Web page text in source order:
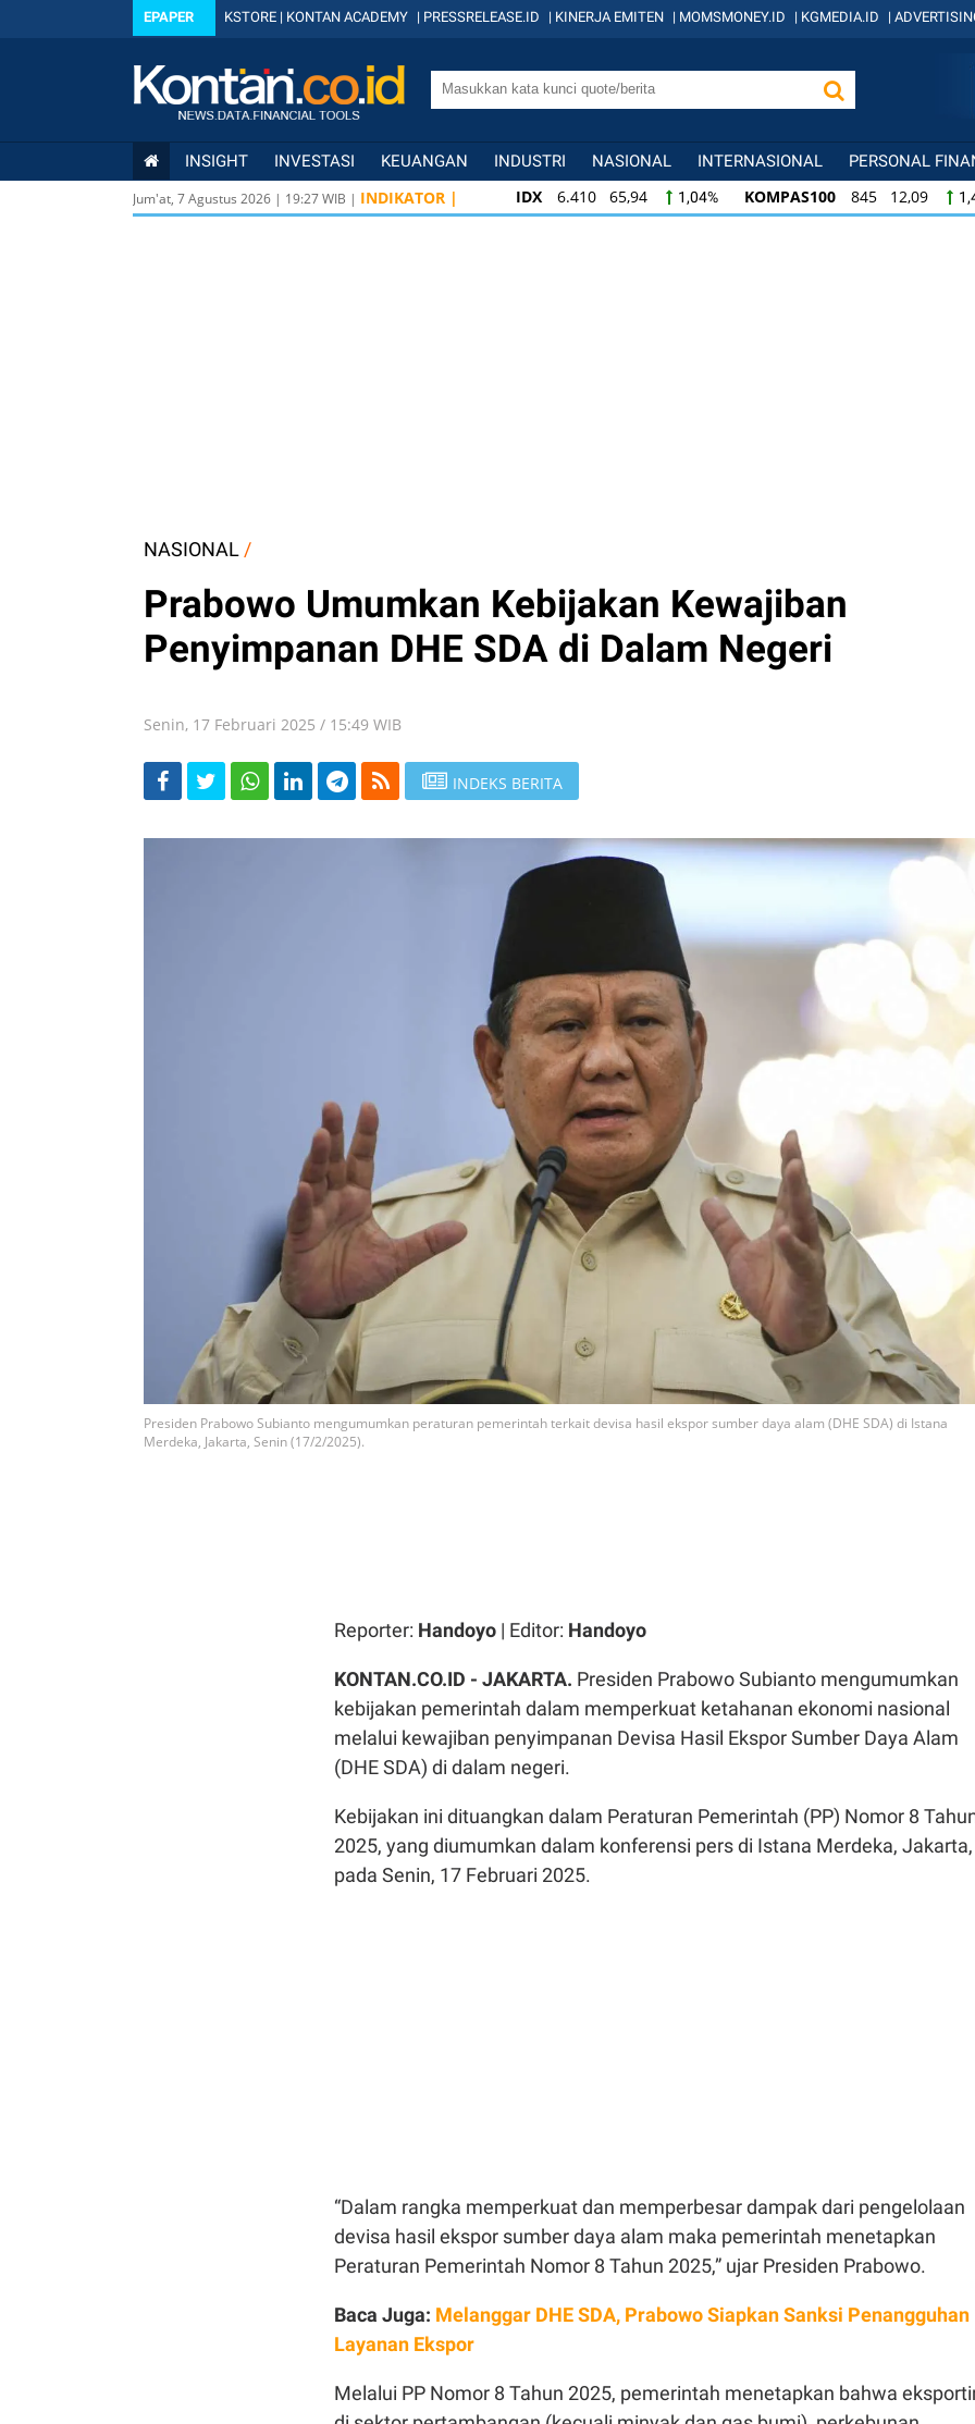
EPAPER KSTORE | KONTAN ACADEMY | PRESSRELEASE.ID | KINERJA EMITEN | MOMSMONEY.ID | KGMEDIA.ID |
INSIGHT INVESTASI KEUANGAN INDUSTRI NASIONAL INTERNASIONAL PERSONAL
Jum'at, 7 Agustus 2026 | 19:27WIB | INDIKATOR | IDX 6.410 65,94 1,04% KOMPAS100 845 12,09
KOMPAS100
845 12,09 1,45% LQ45 640 9,44
NASIONAL /
Prabowo Umumkan Kebijakan Kewajiban
Penyimpanan DHE SDA di Dalam Negeri
Senin, 17 Februari 2025 / 15:49 WIB
INDEKS BERITA
Presiden Prabowo Subianto mengumumkan peraturan pemerintah terkait devisa hasil ekspor sumber daya alam (DHE SDA) di Istana
Merdeka, Jakarta, Senin (17/2/2025).
Reporter: Handoyo | Editor: Handoyo
KONTAN.CO.ID - JAKARTA. Presiden Prabowo Subianto mengumumkan
kebijakan pemerintah dalam memperkuat ketahanan ekonomi nasional
melalui kewajiban penyimpanan Devisa Hasil Ekspor Sumber Daya Alam
(DHE SDA) di dalam negeri.
Kebijakan ini dituangkan dalam Peraturan Pemerintah (PP) Nomor 8
2025, yang diumumkan dalam konferensi pers di Istana Merdeka, Jakarta,
pada Senin, 17 Februari 2025.
“Dalam rangka memperkuat dan memperbesar dampak dari pengelolaan
devisa hasil ekspor sumber daya alam maka pemerintah menetapkan
Peraturan Pemerintah Nomor 8 Tahun 2025,” ujar Presiden Prabowo.
Baca Juga: Melanggar DHE SDA, Prabowo Siapkan Sanksi Penangguhan
Layanan Ekspor
Melalui PP Nomor 8 Tahun 2025, pemerintah menetapkan bahwa